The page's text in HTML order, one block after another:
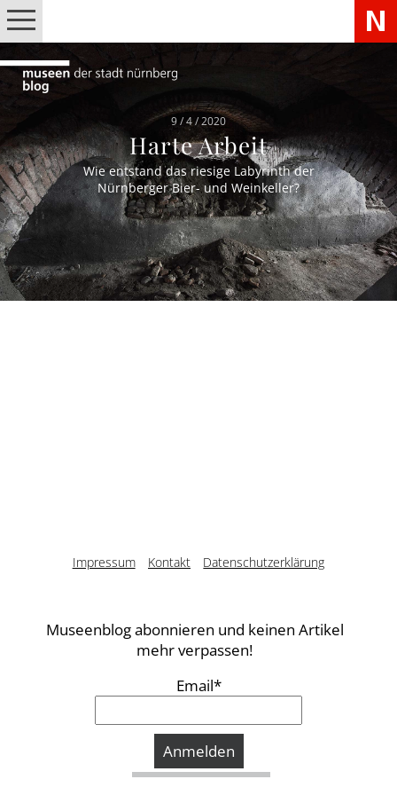
9 / 4 / 2020
Harte Arbeit
Wie entstand das riesige Labyrinth der
Nürnberger Bier- und Weinkeller?
Impressum Kontakt Datenschutzerklärung
Museenblog abonnieren und keinen Artikel
mehr verpassen!
Email*